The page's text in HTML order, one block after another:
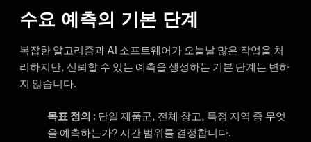
수요 예측의 기본 단계
복잡한 알고리즘과 AI 소프트웨어가 오늘날 많은 작업을 처
리하지만, 신뢰할 수 있는 예측을 생성하는 기본 단계는 변하
지 않습니다.
목표 정의 : 단일 제품군, 전체 창고, 특정 지역 중 무엇
을 예측하는가? 시간 범위를 결정합니다.